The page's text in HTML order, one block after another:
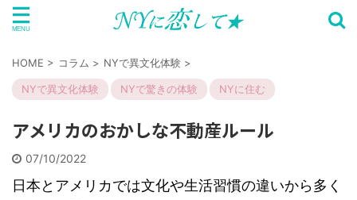
HOME > コラム > NYで異文化体験 >
NYで異文化体験 NYで驚きの体験 NYに住む
アメリカのおかしな不動産ルール
07/10/2022
日本とアメリカでは文化や生活習慣の違いから多く